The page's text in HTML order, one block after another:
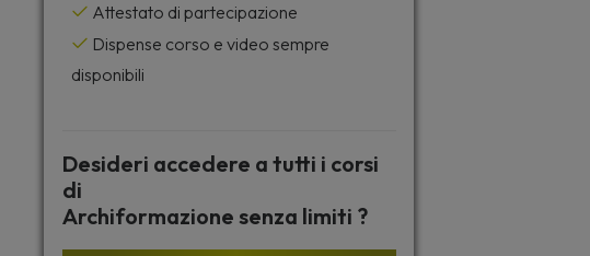
Attestato di partecipazione
Dispense corso e video sempre
disponibili
Desideri accedere a tutti i corsi
di
Archiformazione senza limiti ?